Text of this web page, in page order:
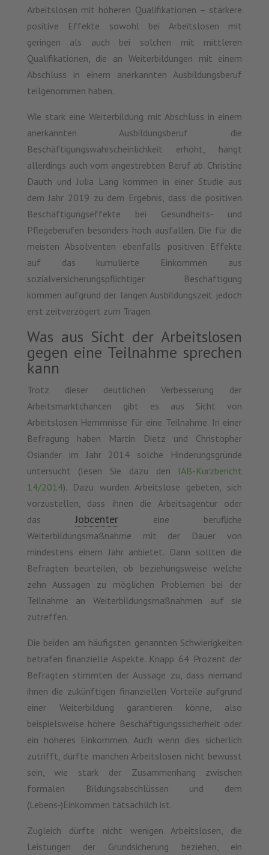
Arbeitslosen mit höheren Qualifikationen – stärkere
positive Effekte sowohl bei Arbeitslosen mit
geringen als auch bei solchen mit mittleren
Qualifikationen, die an Weiterbildungen mit einem
Abschluss in einem anerkannten Ausbildungsberuf
teilgenommen haben.
Wie stark eine Weiterbildung mit Abschluss in einem
anerkannten Ausbildungsberuf die
Beschäftigungswahrscheinlichkeit erhöht, hängt
allerdings auch vom angestrebten Beruf ab. Christine
Dauth und Julia Lang kommen in einer Studie aus
dem Jahr 2019 zu dem Ergebnis, dass die positiven
Beschäftigungseffekte bei Gesundheits- und
Pflegeberufen besonders hoch ausfallen. Die für die
meisten Absolventen ebenfalls positiven Effekte
auf das kumulierte Einkommen aus
sozialversicherungspflichtiger Beschäftigung
kommen aufgrund der langen Ausbildungszeit jedoch
erst zeitverzögert zum Tragen.
Was aus Sicht der Arbeitslosen
gegen eine Teilnahme sprechen
kann
Trotz dieser deutlichen Verbesserung der
Arbeitsmarktchancen gibt es aus Sicht von
Arbeitslosen Hemmnisse für eine Teilnahme. In einer
Befragung haben Martin Dietz und Christopher
Osiander im Jahr 2014 solche Hinderungsgründe
untersucht (lesen Sie dazu den
IAB-Kurzbericht
14/2014). Dazu wurden Arbeitslose gebeten, sich
vorzustellen, dass ihnen die Arbeitsagentur oder
das
Jobcenter
eine berufliche
Weiterbildungsmaßnahme mit der Dauer von
mindestens einem Jahr anbietet. Dann sollten die
Befragten beurteilen, ob beziehungsweise welche
zehn Aussagen zu möglichen Problemen bei der
Teilnahme an Weiterbildungsmaßnahmen auf sie
zutreffen.
Die beiden am häufigsten genannten Schwierigkeiten
betrafen finanzielle Aspekte. Knapp 64 Prozent der
Befragten stimmten der Aussage zu, dass niemand
ihnen die zukünftigen finanziellen Vorteile aufgrund
einer Weiterbildung garantieren könne, also
beispielsweise höhere Beschäftigungssicherheit oder
ein höheres Einkommen. Auch wenn dies sicherlich
zutrifft, dürfte manchen Arbeitslosen nicht bewusst
sein, wie stark der Zusammenhang zwischen
formalen Bildungsabschlüssen und dem
(Lebens-)Einkommen tatsächlich ist.
Zugleich dürfte nicht wenigen Arbeitslosen, die
Leistungen der Grundsicherung beziehen, ein